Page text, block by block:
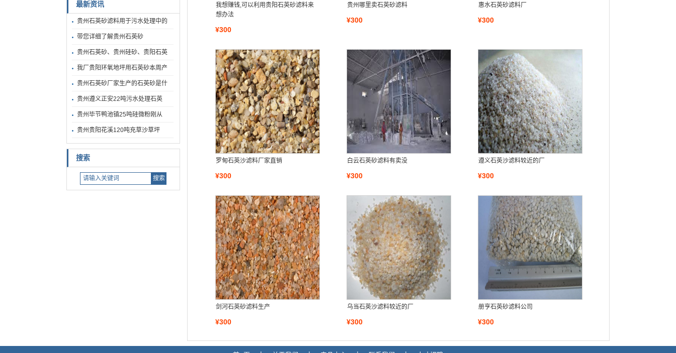
最新资讯
贵州石英砂滤料用于污水处理中的
带您详细了解贵州石英砂
贵州石英砂、贵州硅砂、贵阳石英
我厂贵阳环氧地坪用石英砂本周产
贵州石英砂厂家生产的石英砂是什
贵州遵义正安22吨污水处理石英
贵州毕节鸭池镇25吨硅微粉刚从
贵州贵阳花溪120吨充草沙草坪
搜索
我想赚钱,可以利用贵阳石英砂滤料来
想办法
¥300
贵州哪里卖石英砂滤料
¥300
惠水石英砂滤料厂
¥300
罗甸石英沙滤料厂家直销
¥300
白云石英砂滤料有卖没
¥300
遵义石英沙滤料较近的厂
¥300
剑河石英砂滤料生产
¥300
乌当石英沙滤料较近的厂
¥300
册亨石英砂滤料公司
¥300